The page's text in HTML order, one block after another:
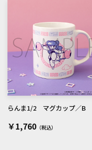
らんま1/2 マグカップ／B
￥1,760